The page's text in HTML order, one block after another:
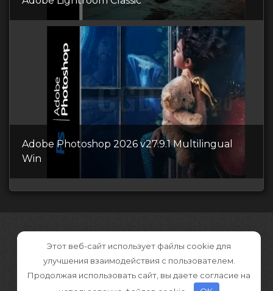
Adobe Photoshop 2026 v27.9.1 Multilingual
Win
Этот веб-сайт использует файлы cookie для
улучшения взаимодействия с пользователем.
Продолжая использовать сайт, вы даете согласие на